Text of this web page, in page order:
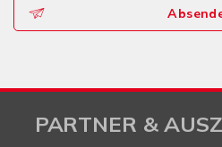
PARTNER &